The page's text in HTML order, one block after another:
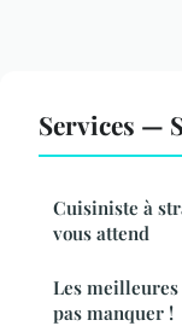
Services —
Cuisiniste à
vous attend
Les
pas manquer !